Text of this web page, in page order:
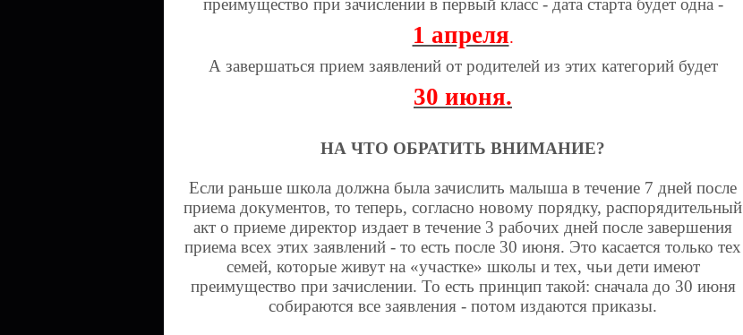
преимущество при зачислении в первый класс - дата старта будет одна -
1 апреля.
А завершаться прием заявлений от родителей из этих категорий будет
30 июня.
НА ЧТО ОБРАТИТЬ ВНИМАНИЕ?
Если раньше школа должна была зачислить малыша в течение 7 дней после
приема документов, то теперь, согласно новому порядку, распорядительный
акт о приеме директор издает в течение 3 рабочих дней после завершения
приема всех этих заявлений - то есть после 30 июня. Это касается только тех
семей, которые живут на «участке» школы и тех, чьи дети имеют
преимущество при зачислении. То есть принцип такой: сначала до 30 июня
собираются все заявления - потом издаются приказы.